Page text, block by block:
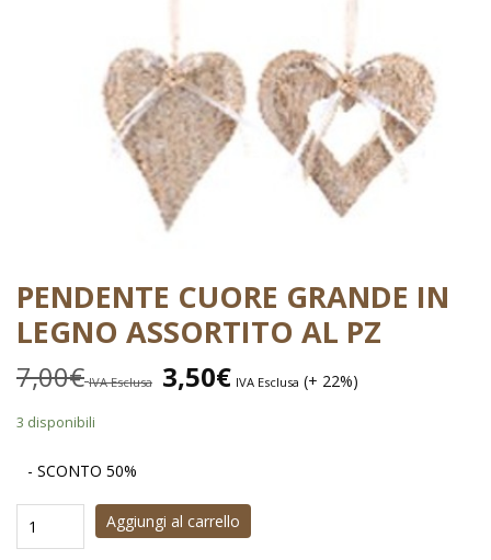
PENDENTE CUORE GRANDE IN
LEGNO ASSORTITO AL PZ
7,00€ IVA Esclusa 3,50€ IVA Esclusa (+ 22%)
3 disponibili
- SCONTO 50%
Aggiungi al carrello